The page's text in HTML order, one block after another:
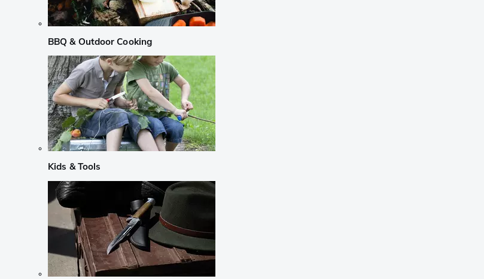
BBQ & Outdoor Cooking
Kids & Tools